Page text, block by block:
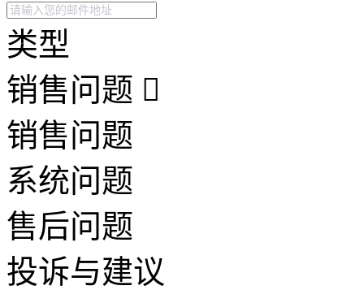
类型
销售问题
销售问题
系统问题
售后问题
投诉与建议